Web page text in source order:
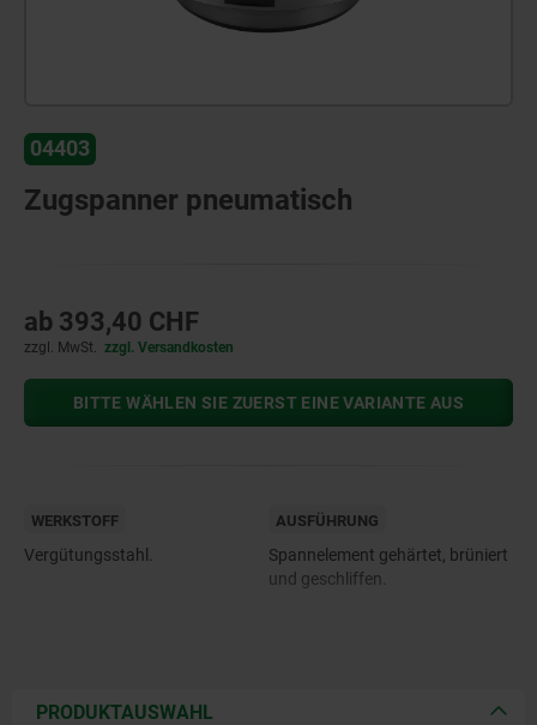
04403
Zugspanner pneumatisch
ab 393,40 CHF
zzgl. MwSt. zzgl. Versandkosten
BITTE WÄHLEN SIE ZUERST EINE VARIANTE AUS
WERKSTOFF
Vergütungsstahl.
AUSFÜHRUNG
Spannelement gehärtet, brüniert
und geschliffen.
PRODUKTAUSWAHL